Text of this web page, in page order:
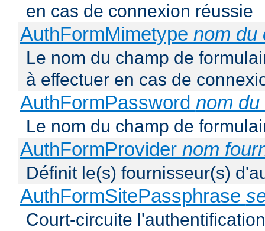
en cas de connexion réussie
AuthFormMimetype nom du
Le nom du champ de
à effectuer en cas de
AuthFormPassword nom
Le nom du champ de
AuthFormProvider nom
Définit le(s) fournisseur(s)
AuthFormSitePassphrase
Court-circuite